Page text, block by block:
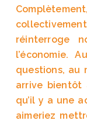
réinterroge
l’économie.
questions, au
arrive
qu’il y a une
aimeriez